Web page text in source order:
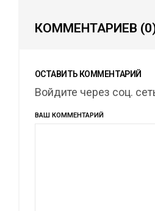
КОММЕНТАРИЕВ
ОСТАВИТЬ КОММЕНТАРИЙ
Войдите через соц.
ВАШ КОММЕНТАРИЙ